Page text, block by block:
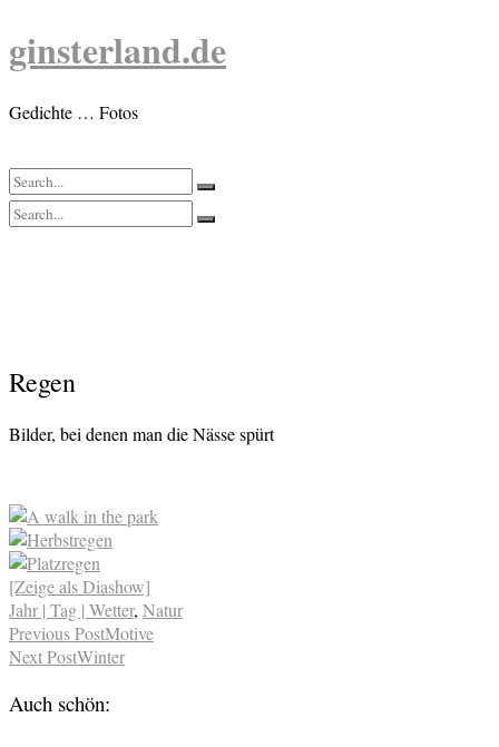
Skip
to
ginsterland.de
Gedichte … Fotos
Regen
Bilder, bei denen man die Nässe spürt
[Zeige als Diashow]
Jahr | Tag | Wetter, Natur
Previous PostMotive
Next PostWinter
Auch schön: